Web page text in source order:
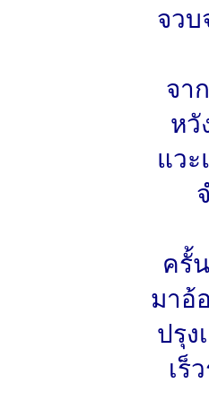
จวบ
จา
หวั
แว
ครั้
มาอ้
ปรุง
เร็